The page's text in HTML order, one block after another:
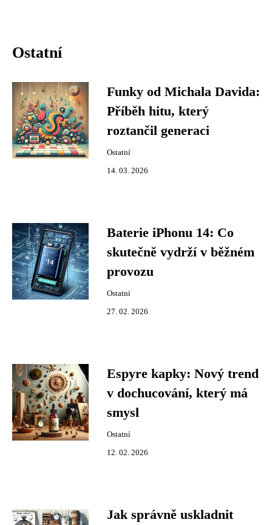
Ostatní
Funky od Michala Davida:
Příběh hitu, který
roztančil generaci
Ostatní
14. 03. 2026
Baterie iPhonu 14: Co
skutečně vydrží v běžném
provozu
Ostatní
27. 02. 2026
Espyre kapky: Nový trend
v dochucování, který má
smysl
Ostatní
12. 02. 2026
Jak správně uskladnit